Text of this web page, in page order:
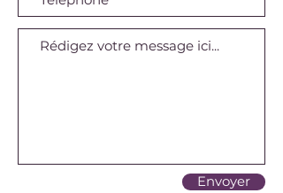
Envoyer